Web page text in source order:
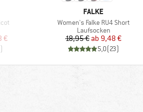
Preis
€
)
MARKE
FALKE
Artikel
Women's Falke RU4 Short
Produktgruppe
Laufsocken
Preis
18,95 € reduzierter Preis
ab 9,48 €
5,0(23)